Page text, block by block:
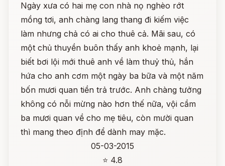
Ngày xưa có hai mẹ con nhà nọ nghèo rớt
mồng tơi, anh chàng lang thang đi kiếm việc
làm nhưng chả có ai cho thuê cả. Mãi sau, có
một chủ thuyền buôn thấy anh khoẻ mạnh, lại
biết bơi lội mới thuê anh về làm thuỷ thủ, hắn
hứa cho anh cơm một ngày ba bữa và một năm
bốn mươi quan tiền trả trước. Anh chàng tưởng
không có nỗi mừng nào hơn thế nữa, vội cầm
ba mươi quan về cho mẹ tiêu, còn mười quan
thì mang theo định để dành may mặc.
05-03-2015
⭐ 4.8